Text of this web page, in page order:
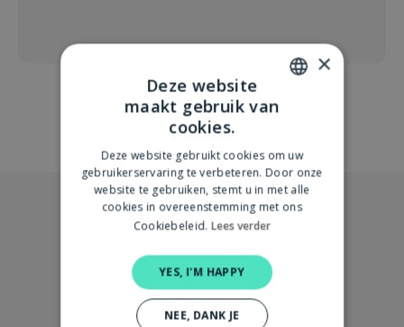
DUTCH
×
Deze website
maakt gebruik van
cookies.
Deze website gebruikt cookies om uw
gebruikerservaring te verbeteren. Door onze
website te gebruiken, stemt u in met alle
cookies in overeenstemming met ons
Cookiebeleid. Lees verder
YES, I'M HAPPY
NEE, DANK JE